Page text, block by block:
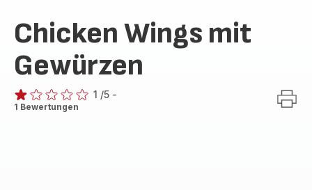
Chicken Wings mit
Gewürzen
Bewertung
1 /5 -
1 Bewertungen